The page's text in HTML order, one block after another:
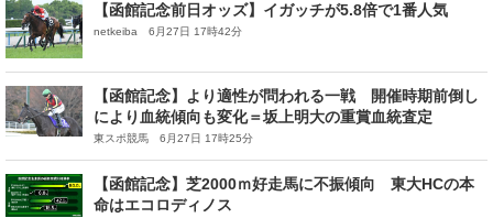
【函館記念前日オッズ】イガッチが5.8倍で1番人気
netkeiba 6月27日 17時42分
【函館記念】より適性が問われる一戦 開催時期前倒し
により血統傾向も変化＝坂上明大の重賞血統査定
東スポ競馬 6月27日 17時25分
【函館記念】芝2000ｍ好走馬に不振傾向 東大HCの本
命はエコロディノス